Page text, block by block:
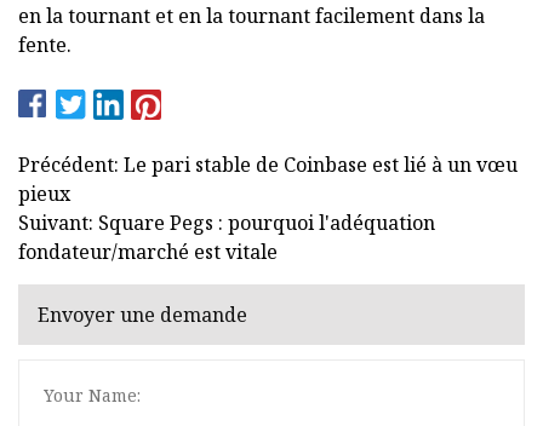
en la tournant et en la tournant facilement dans la
fente.
Précédent: Le pari stable de Coinbase est lié à un vœu
pieux
Suivant: Square Pegs : pourquoi l'adéquation
fondateur/marché est vitale
Envoyer une demande